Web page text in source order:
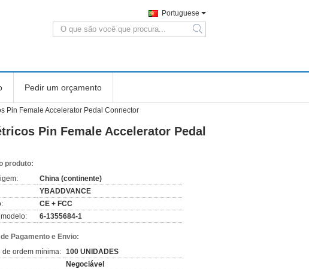
Portuguese
search
Pedir um orçamento
Pin Female Accelerator Pedal Connector
Pin Female Accelerator Pedal
produto:
China (continente)
YBADDVANCE
CE + FCC
6-1355684-1
Pagamento e Envio:
de ordem mínima: 100 UNIDADES
Negociável